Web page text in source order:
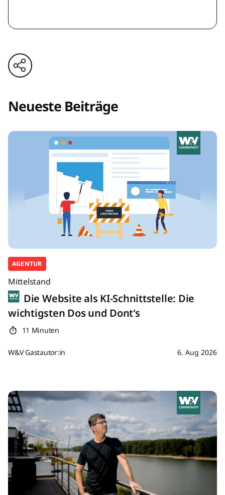
Neueste Beiträge
AGENTUR
Mittelstand
Die Website als KI-Schnittstelle: Die
wichtigsten Dos und Dont's
11 Minuten
W&V Gastautor:in 6. Aug 2026